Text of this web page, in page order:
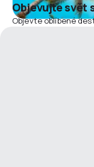
Objevujte svět
Objevte oblíbené